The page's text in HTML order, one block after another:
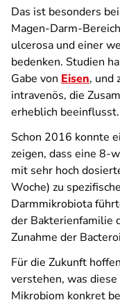
Das ist besonders
Magen-Darm-
ulcerosa und einer
bedenken. Studien
Gabe von Eisen, und
intravenös, die
erheblich beeinflusst.
Schon 2016 konnte
zeigen, dass eine 8-
mit sehr hoch
Woche) zu
Darmmikrobiota
der Bakterienfamilie
Zunahme der
Für die Zukunft
verstehen, was
Mikrobiom konkret